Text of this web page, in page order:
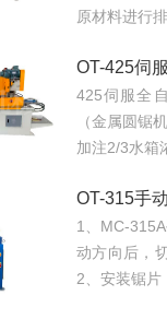
原材料进行
OT-425伺
425伺服全
（金属圆锯
加注2/3水箱
OT-315手
1、MC-
动方向后，
2、安装锯片